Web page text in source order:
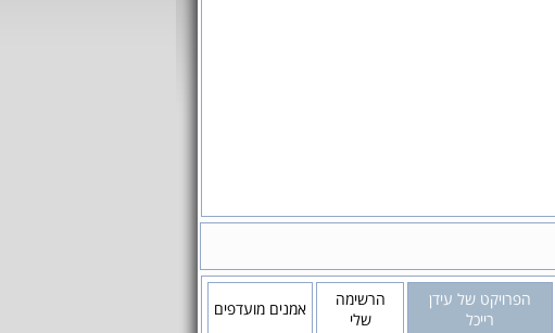
הפרויקט של עידן
רייכל
הרשימה
שלי
אמנים מועדפים